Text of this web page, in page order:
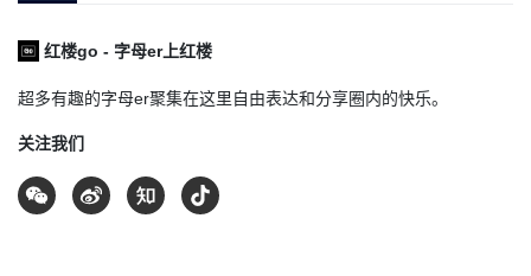
红楼go - 字母er上红楼
超多有趣的字母er聚集在这里自由表达和分享圈内的快乐。
关注我们